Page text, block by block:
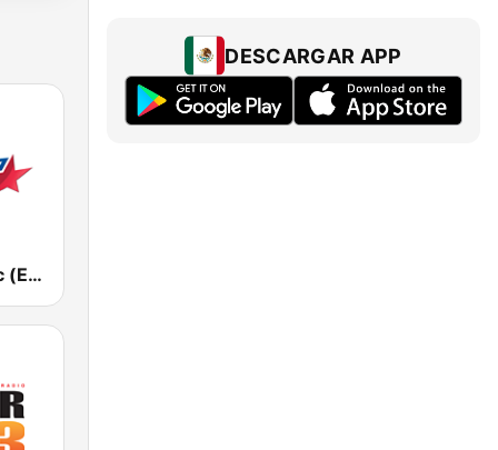
Европа Плюс (Europa Plus)
DESCARGAR APP